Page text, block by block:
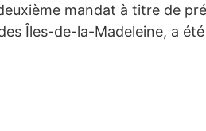
mandat à titre de
Îles-de-la-Madeleine, a